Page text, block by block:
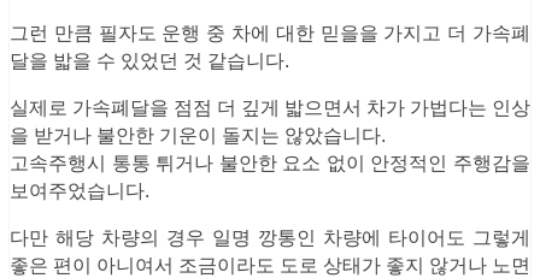
그런 만큼 필자도 운행 중 차에 대한 믿을을 가지고 더 가속폐
달을 밟을 수 있었던 것 같습니다.
실제로 가속폐달을 점점 더 깊게 밟으면서 차가 가법다는 인상
을 받거나 불안한 기운이 돌지는 않았습니다.
고속주행시 통통 튀거나 불안한 요소 없이 안정적인 주행감을
보여주었습니다.
다만 해당 차량의 경우 일명 깡통인 차량에 타이어도 그렇게
좋은 편이 아니여서 조금이라도 도로 상태가 좋지 않거나 노면